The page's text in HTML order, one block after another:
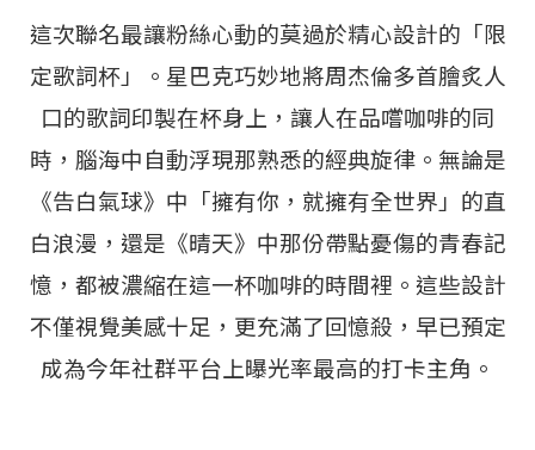
這次聯名最讓粉絲心動的莫過於精心設計的「限
定歌詞杯」。星巴克巧妙地將周杰倫多首膾炙人
口的歌詞印製在杯身上，讓人在品嚐咖啡的同
時，腦海中自動浮現那熟悉的經典旋律。無論是
《告白氣球》中「擁有你，就擁有全世界」的直
白浪漫，還是《晴天》中那份帶點憂傷的青春記
憶，都被濃縮在這一杯咖啡的時間裡。這些設計
不僅視覺美感十足，更充滿了回憶殺，早已預定
成為今年社群平台上曝光率最高的打卡主角。